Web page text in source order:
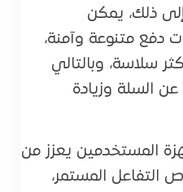
ذلك، يمكن
دفع متنوعة وآمنة،
سلاسة، وبالتالي
السلة وزيادة
المستخدمين يعزز من
التفاعل المستمر،